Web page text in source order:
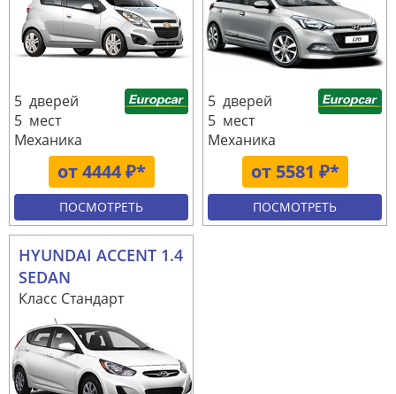
от 4444 ₽*
5 дверей
5 мест
Механика
ПОСМОТРЕТЬ
от 5581 ₽*
5 дверей
5 мест
Механика
ПОСМОТРЕТЬ
HYUNDAI ACCENT 1.4
SEDAN
Класс Стандарт